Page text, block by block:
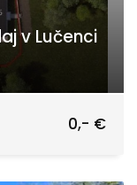
v Lučenci
0,- €